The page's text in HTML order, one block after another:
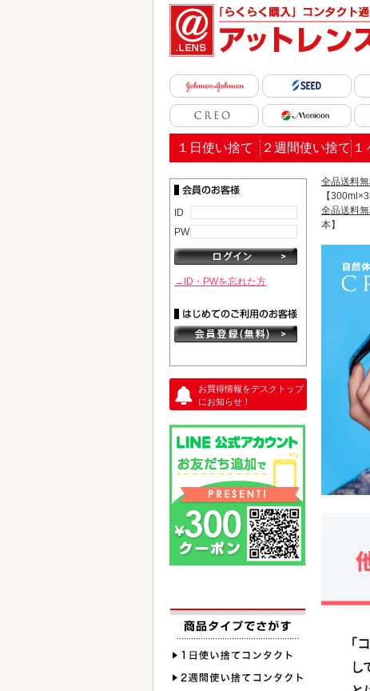
１日使い捨て ２週間使い捨て １
ID
PW
→ID・PWを忘れた方
お買得情報をデスクトップ
にお知らせ！
全品送料
【300ml×3
全品送料
本】